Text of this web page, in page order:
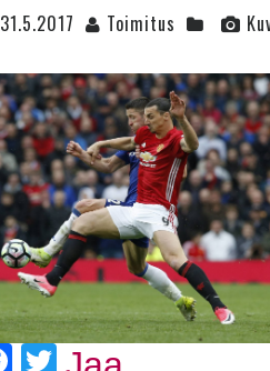
31.5.2017 Toimitus
Facebook
Twitter